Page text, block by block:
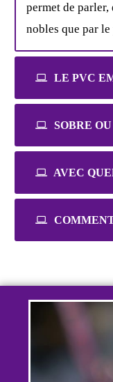
permet de
nobles que par
LE PVC
SOBRE
AVEC